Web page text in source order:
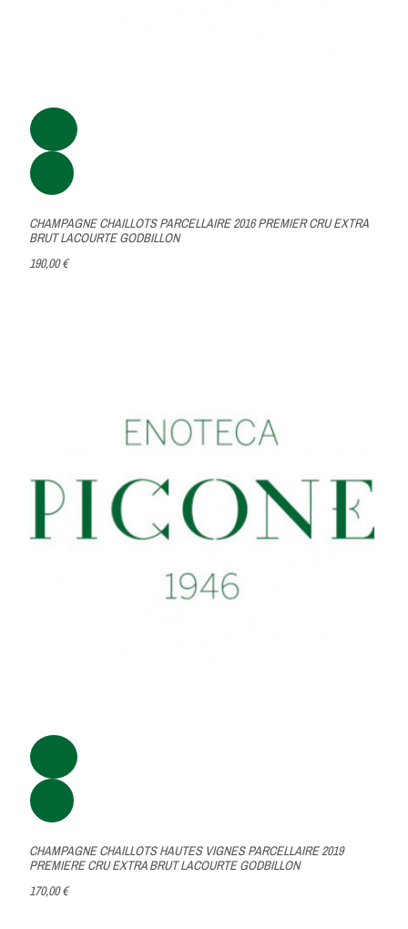
CHAMPAGNE CHAILLOTS PARCELLAIRE 2016 PREMIER CRU EXTRA
BRUT LACOURTE GODBILLON
190,00 €
CHAMPAGNE CHAILLOTS HAUTES VIGNES PARCELLAIRE 2019
PREMIERE CRU EXTRA BRUT LACOURTE GODBILLON
170,00 €